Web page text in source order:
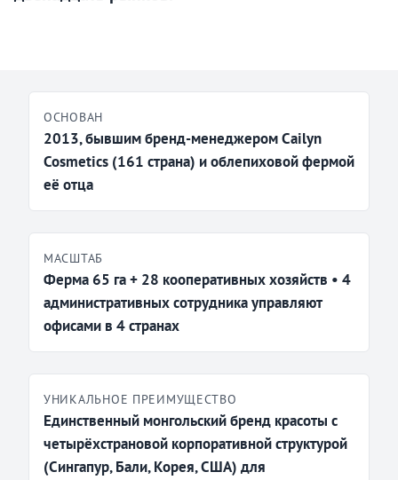
ОСНОВАН
2013, бывшим бренд-менеджером Cailyn
Cosmetics (161 страна) и облепиховой фермой
её отца
МАСШТАБ
Ферма 65 га + 28 кооперативных хозяйств • 4
административных сотрудника управляют
офисами в 4 странах
УНИКАЛЬНОЕ ПРЕИМУЩЕСТВО
Единственный монгольский бренд красоты с
четырёхстрановой корпоративной структурой
(Сингапур, Бали, Корея, США) для